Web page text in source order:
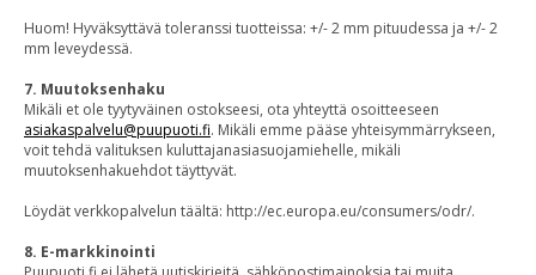
Huom! Hyväksyttävä toleranssi tuotteissa: +/- 2 mm pituudessa ja +/- 2
mm leveydessä.
7. Muutoksenhaku
Mikäli et ole tyytyväinen ostokseesi, ota yhteyttä osoitteeseen
asiakaspalvelu@puupuoti.fi. Mikäli emme pääse yhteisymmärrykseen,
voit tehdä valituksen kuluttajanasiasuojamiehelle, mikäli
muutoksenhakuehdot täyttyvät.
Löydät verkkopalvelun täältä: http://ec.europa.eu/consumers/odr/.
8. E-markkinointi